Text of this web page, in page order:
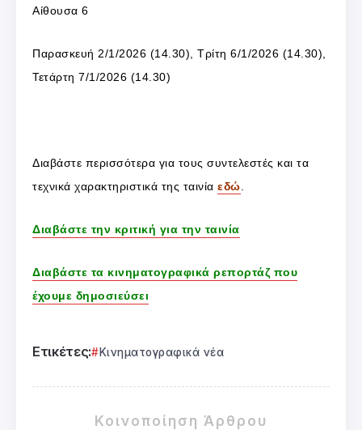
Αίθουσα 6
Παρασκευή 2/1/2026 (14.30), Τρίτη 6/1/2026 (14.30),
Τετάρτη 7/1/2026 (14.30)
Διαβάστε περισσότερα για τους συντελεστές και τα
τεχνικά χαρακτηριστικά της ταινία εδώ
Διαβάστε την κριτική για την ταινία
Διαβάστε τα κινηματογραφικά ρεπορτάζ που
έχουμε δημοσιεύσει
Ετικέτες: Κινηματογραφικά νέα
Κοινοποίηση Άρθρου